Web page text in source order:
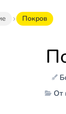
Покров
От